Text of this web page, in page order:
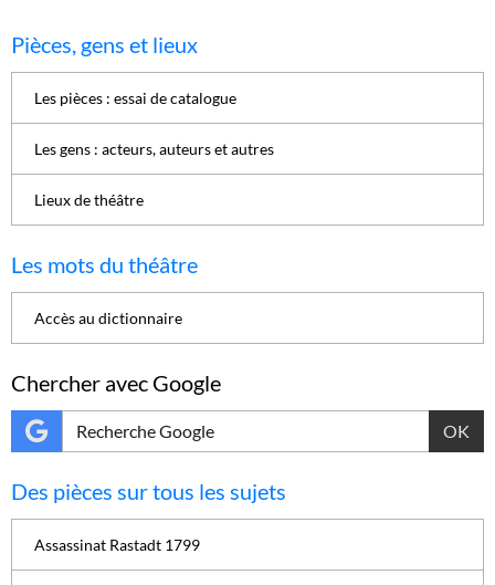
Pièces, gens et lieux
Les pièces : essai de catalogue
Les gens : acteurs, auteurs et autres
Lieux de théâtre
Les mots du théâtre
Accès au dictionnaire
Chercher avec Google
OK
Des pièces sur tous les sujets
Assassinat Rastadt 1799